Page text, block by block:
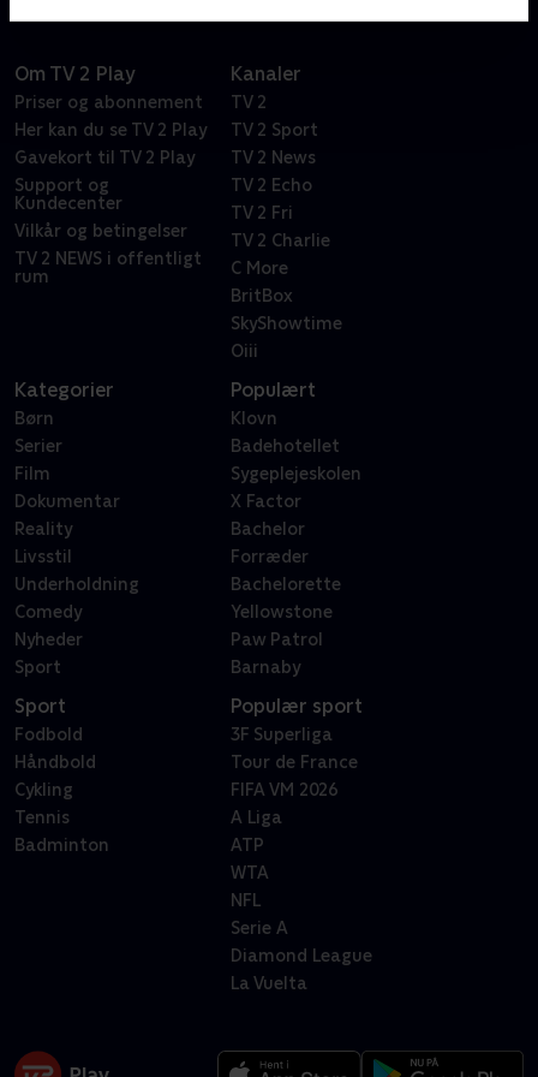
Om TV 2 Play
Priser og abonnement
Her kan du se TV 2 Play
Gavekort til TV 2 Play
Support og
Kundecenter
Vilkår og betingelser
TV 2 NEWS i offentligt
rum
Kanaler
TV 2
TV 2 Sport
TV 2 News
TV 2 Echo
TV 2 Fri
TV 2 Charlie
C More
BritBox
SkyShowtime
Oiii
Kategorier
Børn
Serier
Film
Dokumentar
Reality
Livsstil
Underholdning
Comedy
Nyheder
Sport
Populært
Klovn
Badehotellet
Sygeplejeskolen
X Factor
Bachelor
Forræder
Bachelorette
Yellowstone
Paw Patrol
Barnaby
Sport
Fodbold
Håndbold
Cykling
Tennis
Badminton
Populær sport
3F Superliga
Tour de France
FIFA VM 2026
A Liga
ATP
WTA
NFL
Serie A
Diamond League
La Vuelta